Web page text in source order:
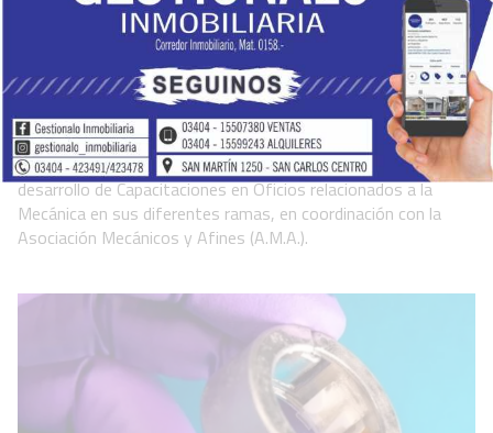
Finalizó el curso de embrague y caja
manual de cambios
Locales
07 de agosto de 2026
El GOBIERNO DE SAN CARLOS CENTRO continúa con el
desarrollo de Capacitaciones en Oficios relacionados a la
Mecánica en sus diferentes ramas, en coordinación con la
Asociación Mecánicos y Afines (A.M.A.).